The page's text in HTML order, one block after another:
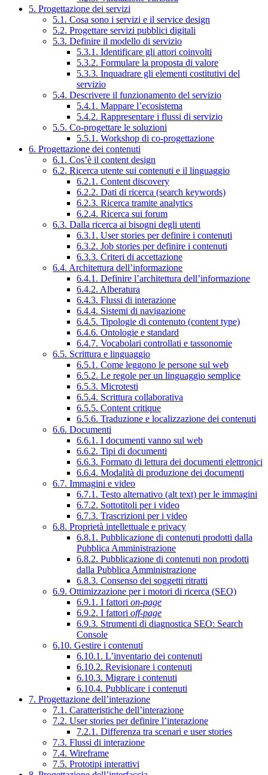
5. Progettazione dei servizi
5.1. Cosa sono i servizi e il service design
5.2. Progettare servizi pubblici digitali
5.3. Definire il modello di servizio
5.3.1. Identificare gli attori coinvolti
5.3.2. Formulare la proposta di valore
5.3.3. Inquadrare gli elementi costitutivi del
servizio
5.4. Descrivere il funzionamento del servizio
5.4.1. Mappare l’ecosistema
5.4.2. Rappresentare i flussi di servizio
5.5. Co-progettare le soluzioni
5.5.1. Workshop di co-progettazione
6. Progettazione dei contenuti
6.1. Cos’è il content design
6.2. Ricerca utente sui contenuti e il linguaggio
6.2.1. Content discovery
6.2.2. Dati di ricerca (search keywords)
6.2.3. Ricerca tramite analytics
6.2.4. Ricerca sui forum
6.3. Dalla ricerca ai bisogni degli utenti
6.3.1. User stories per definire i contenuti
6.3.2. Job stories per definire i contenuti
6.3.3. Criteri di accettazione
6.4. Architettura dell’informazione
6.4.1. Definire l’architettura dell’informazione
6.4.2. Alberatura
6.4.3. Flussi di interazione
6.4.4. Sistemi di navigazione
6.4.5. Tipologie di contenuto (content type)
6.4.6. Ontologie e standard
6.4.7. Vocabolari controllati e tassonomie
6.5. Scrittura e linguaggio
6.5.1. Come leggono le persone sul web
6.5.2. Le regole per un linguaggio semplice
6.5.3. Microtesti
6.5.4. Scrittura collaborativa
6.5.5. Content critique
6.5.6. Traduzione e localizzazione dei contenuti
6.6. Documenti
6.6.1. I documenti vanno sul web
6.6.2. Tipi di documenti
6.6.3. Formato di lettura dei documenti elettronici
6.6.4. Modalità di produzione dei documenti
6.7. Immagini e video
6.7.1. Testo alternativo (alt text) per le immagini
6.7.2. Sottotitoli per i video
6.7.3. Trascrizioni per i video
6.8. Proprietà intellettuale e privacy
6.8.1. Pubblicazione di contenuti prodotti dalla
Pubblica Amministrazione
6.8.2. Pubblicazione di contenuti non prodotti
dalla Pubblica Amministrazione
6.8.3. Consenso dei soggetti ritratti
6.9. Ottimizzazione per i motori di ricerca (SEO)
6.9.1. I fattori on-page
6.9.2. I fattori off-page
6.9.3. Strumenti di diagnostica SEO: Search
Console
6.10. Gestire i contenuti
6.10.1. L’inventario dei contenuti
6.10.2. Revisionare i contenuti
6.10.3. Migrare i contenuti
6.10.4. Pubblicare i contenuti
7. Progettazione dell’interazione
7.1. Caratteristiche dell’interazione
7.2. User stories per definire l’interazione
7.2.1. Differenza tra scenari e user stories
7.3. Flussi di interazione
7.4. Wireframe
7.5. Prototipi interattivi